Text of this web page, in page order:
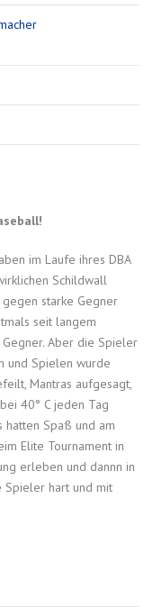
im Laufe ihres DBA
Schildwall
starke Gegner
seit langem
Aber die Spieler
und Spielen wurde
Mantras aufgesagt,
40° C jeden Tag
Spaß und am
Elite Tournament in
erleben und dannn in
Spieler hart und mit